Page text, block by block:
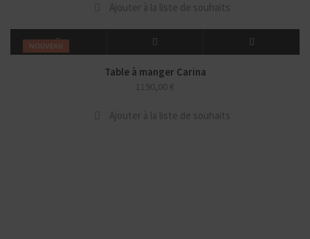
Ajouter à la liste de souhaits
NOUVEAU
Table à manger Carina
1190,00 €
Ajouter à la liste de souhaits